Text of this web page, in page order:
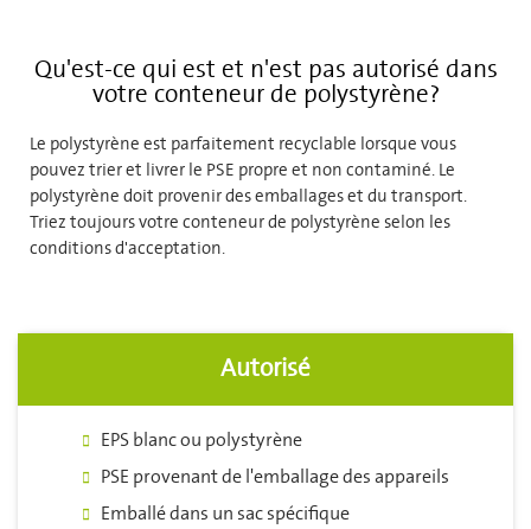
Qu'est-ce qui est et n'est pas autorisé dans
votre conteneur de polystyrène?
Le polystyrène est parfaitement recyclable lorsque vous
pouvez trier et livrer le PSE propre et non contaminé. Le
polystyrène doit provenir des emballages et du transport.
Triez toujours votre conteneur de polystyrène selon les
conditions d'acceptation.
Autorisé
EPS blanc ou polystyrène
PSE provenant de l'emballage des appareils
Emballé dans un sac spécifique